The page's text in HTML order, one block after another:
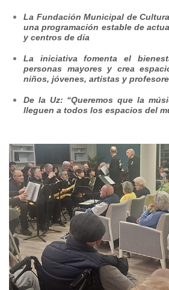
La Fundación Municipal de
una programación estable de
y centros de día
La iniciativa fomenta el
personas mayores y crea
niños, jóvenes, artistas y
De la Uz: “Queremos que la
lleguen a todos los espacios del